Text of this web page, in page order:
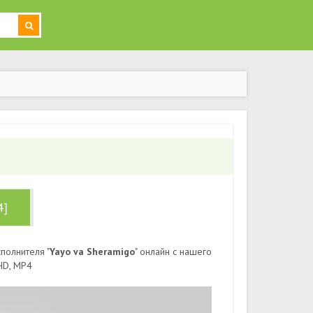
"Yayo va Sheramigo" онлайн с нашего
MP4